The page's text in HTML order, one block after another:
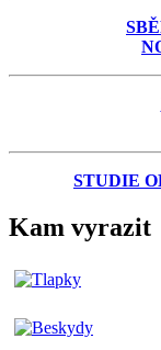
STUDIE
Kam vyrazit